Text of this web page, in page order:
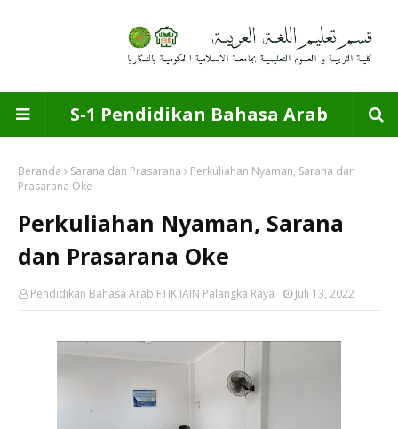
S-1 Pendidikan Bahasa Arab
Beranda Sarana dan Prasarana
Perkuliahan Nyaman, Sarana dan
Prasarana Oke
Perkuliahan Nyaman, Sarana
dan Prasarana Oke
Pendidikan Bahasa Arab FTIK IAIN Palangka Raya Juli 13, 2022